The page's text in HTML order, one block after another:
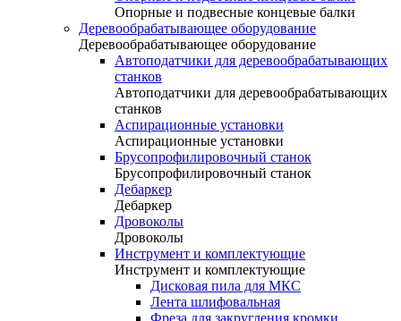
Опорные и подвесные концевые балки
Деревообрабатывающее оборудование
Деревообрабатывающее оборудование
Автоподатчики для деревообрабатывающих
станков
Автоподатчики для деревообрабатывающих
станков
Аспирационные установки
Аспирационные установки
Брусопрофилировочный станок
Брусопрофилировочный станок
Дебаркер
Дебаркер
Дровоколы
Дровоколы
Инструмент и комплектующие
Инструмент и комплектующие
Дисковая пила для МКС
Лента шлифовальная
Фреза для закругления кромки